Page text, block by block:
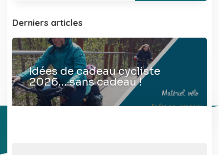
Derniers articles
Idées de cadeau cycliste
2026… sans cadeau !